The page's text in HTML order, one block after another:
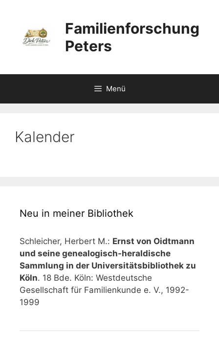
springen
Familienforschung
Peters
Menü
Kalender
Neu in meiner Bibliothek
Schleicher, Herbert M.: Ernst von Oidtmann
und seine genealogisch-heraldische
Sammlung in der Universitätsbibliothek zu
Köln. 18 Bde. Köln: Westdeutsche
Gesellschaft für Familienkunde e. V., 1992-
1999